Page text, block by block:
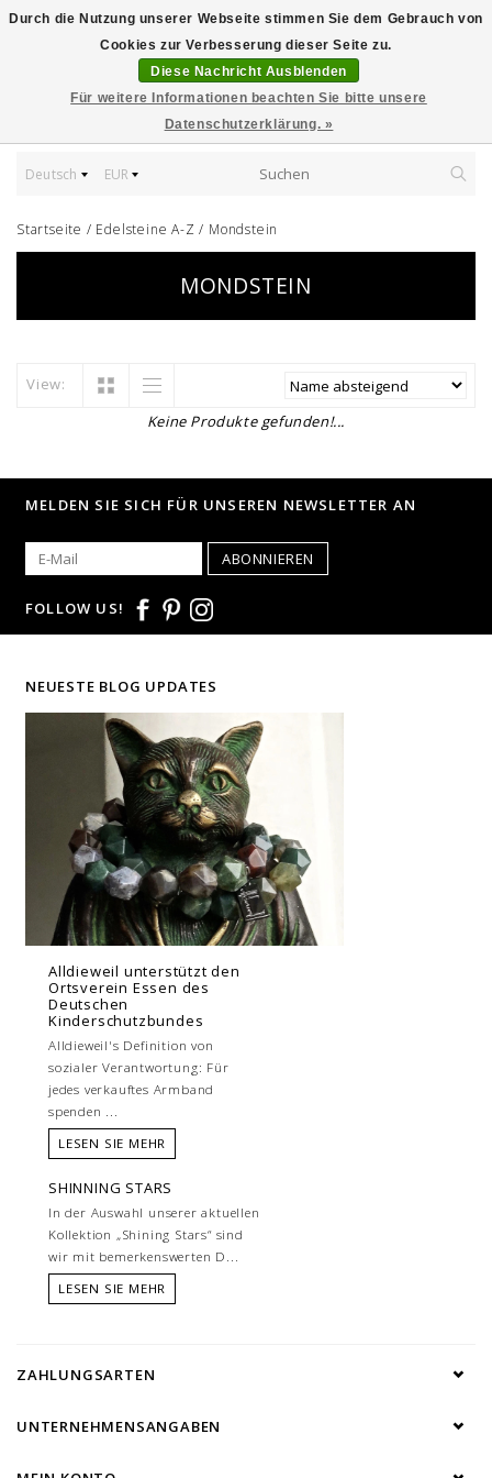
Deutsch EUR
Startseite / Edelsteine A-Z / Mondstein
MONDSTEIN
View:
Keine Produkte gefunden!...
Durch die Nutzung unserer Webseite stimmen Sie dem Gebrauch von
Cookies zur Verbesserung dieser Seite zu.
Diese Nachricht Ausblenden
Für weitere Informationen beachten Sie bitte unsere
Datenschutzerklärung. »
MELDEN SIE SICH FÜR UNSEREN NEWSLETTER AN
ABONNIEREN
FOLLOW US!
NEUESTE BLOG UPDATES
Alldieweil unterstützt den
Ortsverein Essen des
Deutschen
Kinderschutzbundes
Alldieweil's Definition von
sozialer Verantwortung: Für
jedes verkauftes Armband
spenden ...
LESEN SIE MEHR
SHINNING STARS
In der Auswahl unserer aktuellen
Kollektion „Shining Stars“ sind
wir mit bemerkenswerten D...
LESEN SIE MEHR
ZAHLUNGSARTEN
UNTERNEHMENSANGABEN